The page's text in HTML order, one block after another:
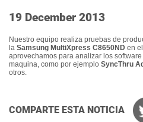
19 December 2013
Nuestro equipo realiza pruebas de
la Samsung MultiXpress C8650ND en
aprovechamos para analizar los
maquina, como por ejemplo SyncThru
otros.
COMPARTE ESTA NOTICIA